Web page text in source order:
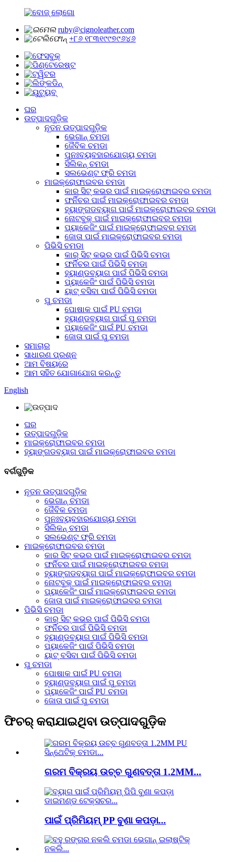
ruby@cignoleather.com
+୮୬ ୧୮୩୧୯୯୭୯୬୪୬
ଘର
ଉତ୍ପାଦଗୁଡ଼ିକ
ନୂତନ ଉତ୍ପାଦଗୁଡ଼ିକ
ଭେଗାନ୍ ଚମଡା
ଜୈବିକ ଚମଡା
ପୁନଃବ୍ୟବହାରଯୋଗ୍ୟ ଚମଡା
ସିଲିକନ୍ ଚମଡା
ସଲଭେଣ୍ଟ ଫ୍ରି ଚମଡା
ମାଇକ୍ରୋଫାଇବର ଚମଡା
କାର ସିଟ୍ କଭର ପାଇଁ ମାଇକ୍ରୋଫାଇବର ଚମଡା
ଫର୍ନିଚର ପାଇଁ ମାଇକ୍ରୋଫାଇବର ଚମଡା
ହ୍ୟାଙ୍ଗଡବ୍ୟାଗ ପାଇଁ ମାଇକ୍ରୋଫାଇବର ଚମଡା
ନୋଟବୁକ୍ ପାଇଁ ମାଇକ୍ରୋଫାଇବର ଚମଡା
ପ୍ୟାକେଜିଂ ପାଇଁ ମାଇକ୍ରୋଫାଇବର ଚମଡା
ଜୋତା ପାଇଁ ମାଇକ୍ରୋଫାଇବର ଚମଡା
ପିଭିସି ଚମଡା
କାର୍ ସିଟ୍ କଭର ପାଇଁ ପିଭିସି ଚମଡା
ଫର୍ନିଚର ପାଇଁ ପିଭିସି ଚମଡା
ହ୍ୟାଣ୍ଡବ୍ୟାଗ ପାଇଁ ପିଭିସି ଚମଡା
ପ୍ୟାକେଜିଂ ପାଇଁ ପିଭିସି ଚମଡା
ୟାଟ୍ ବସିବା ପାଇଁ ପିଭିସି ଚମଡା
ପୁ ଚମଡା
ପୋଷାକ ପାଇଁ PU ଚମଡା
ହ୍ୟାଣ୍ଡବ୍ୟାଗ ପାଇଁ ପୁ ଚମଡା
ପ୍ୟାକେଜିଂ ପାଇଁ PU ଚମଡା
ଜୋତା ପାଇଁ ପୁ ଚମଡା
ସମାଚାର
ସାଧାରଣ ପ୍ରଶ୍ନ
ଆମ ବିଷୟରେ
ଆମ ସହିତ ଯୋଗାଯୋଗ କରନ୍ତୁ
English
ଘର
ଉତ୍ପାଦଗୁଡ଼ିକ
ମାଇକ୍ରୋଫାଇବର ଚମଡା
ହ୍ୟାଙ୍ଗଡବ୍ୟାଗ ପାଇଁ ମାଇକ୍ରୋଫାଇବର ଚମଡା
ବର୍ଗଗୁଡ଼ିକ
ନୂତନ ଉତ୍ପାଦଗୁଡ଼ିକ
ଭେଗାନ୍ ଚମଡା
ଜୈବିକ ଚମଡା
ପୁନଃବ୍ୟବହାରଯୋଗ୍ୟ ଚମଡା
ସିଲିକନ୍ ଚମଡା
ସଲଭେଣ୍ଟ ଫ୍ରି ଚମଡା
ମାଇକ୍ରୋଫାଇବର ଚମଡା
କାର ସିଟ୍ କଭର ପାଇଁ ମାଇକ୍ରୋଫାଇବର ଚମଡା
ଫର୍ନିଚର ପାଇଁ ମାଇକ୍ରୋଫାଇବର ଚମଡା
ହ୍ୟାଙ୍ଗଡବ୍ୟାଗ ପାଇଁ ମାଇକ୍ରୋଫାଇବର ଚମଡା
ନୋଟବୁକ୍ ପାଇଁ ମାଇକ୍ରୋଫାଇବର ଚମଡା
ପ୍ୟାକେଜିଂ ପାଇଁ ମାଇକ୍ରୋଫାଇବର ଚମଡା
ଜୋତା ପାଇଁ ମାଇକ୍ରୋଫାଇବର ଚମଡା
ପିଭିସି ଚମଡା
କାର୍ ସିଟ୍ କଭର ପାଇଁ ପିଭିସି ଚମଡା
ଫର୍ନିଚର ପାଇଁ ପିଭିସି ଚମଡା
ହ୍ୟାଣ୍ଡବ୍ୟାଗ ପାଇଁ ପିଭିସି ଚମଡା
ପ୍ୟାକେଜିଂ ପାଇଁ ପିଭିସି ଚମଡା
ୟାଟ୍ ବସିବା ପାଇଁ ପିଭିସି ଚମଡା
ପୁ ଚମଡା
ପୋଷାକ ପାଇଁ PU ଚମଡା
ହ୍ୟାଣ୍ଡବ୍ୟାଗ ପାଇଁ ପୁ ଚମଡା
ପ୍ୟାକେଜିଂ ପାଇଁ PU ଚମଡା
ଜୋତା ପାଇଁ ପୁ ଚମଡା
ଫିଚର୍ କରାଯାଇଥିବା ଉତ୍ପାଦଗୁଡ଼ିକ
ଗରମ ବିକ୍ରୟ ଉଚ୍ଚ ଗୁଣବତ୍ତା 1.2MM...
ପାଇଁ ପ୍ରିମିୟମ୍ PP ବୁଣା କପଡ଼ା...